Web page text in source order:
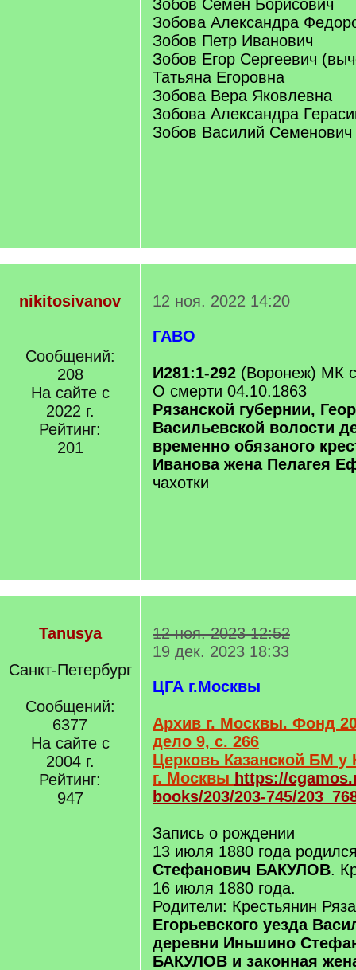
Зобов Семен Борисович
Зобова Александра
Зобов Петр Иванович
Зобов Егор Сергеевич
Татьяна Егоровна
Зобова Вера Яковлевна
Зобова Александра
Зобов Василий Семенович
nikitosivanov
Сообщений:
208
На сайте с
2022 г.
Рейтинг:
201
12 ноя. 2022 14:20
ГАВО
И281:1-292 (Воронеж) МК
О смерти 04.10.1863
Рязанской губернии,
Васильевской волости
временно обязаного
Иванова жена Пелагея
чахотки
Tanusya
Санкт-Петербург
Сообщений:
6377
На сайте с
2004 г.
Рейтинг:
947
12 ноя. 2023 12:52
19 дек. 2023 18:33
ЦГА г.Москвы
Архив г. Москвы. Фонд
дело 9, с. 266
Церковь Казанской БМ у
г. Москвы https://
books/203/203-745/
Запись о рождении
13 июля 1880 года
Стефанович БАКУЛОВ.
16 июля 1880 года.
Родители: Крестьянин
Егорьевского уезда
деревни Иньшино
БАКУЛОВ и законная